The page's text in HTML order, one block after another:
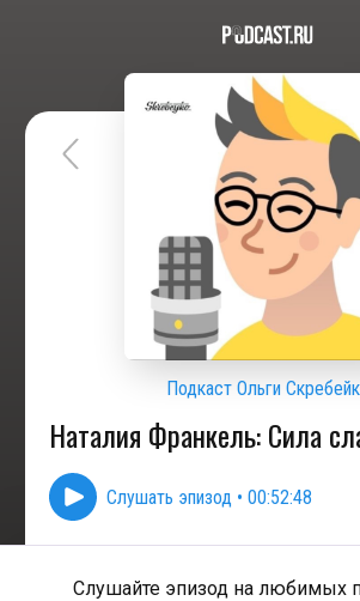
Подкаст Ольги
Наталия Франкель: Сила
Слушать эпизод • 00:52:48
Слушайте эпизод на любимых